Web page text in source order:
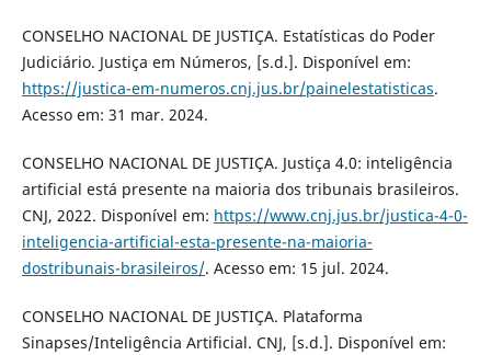
CONSELHO NACIONAL DE JUSTIÇA. Estatísticas do Poder
Judiciário. Justiça em Números, [s.d.]. Disponível em:
https://justica-em-numeros.cnj.jus.br/painelestatisticas.
Acesso em: 31 mar. 2024.
CONSELHO NACIONAL DE JUSTIÇA. Justiça 4.0: inteligência
artificial está presente na maioria dos tribunais brasileiros.
CNJ, 2022. Disponível em: https://www.cnj.jus.br/justica-4-0-
inteligencia-artificial-esta-presente-na-maioria-
dostribunais-brasileiros/. Acesso em: 15 jul. 2024.
CONSELHO NACIONAL DE JUSTIÇA. Plataforma
Sinapses/Inteligência Artificial. CNJ, [s.d.]. Disponível em: